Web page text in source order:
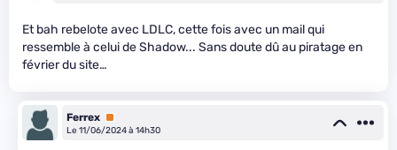
Et bah rebelote avec LDLC, cette fois avec un mail qui
ressemble à celui de Shadow... Sans doute dû au piratage en
février du site…
Ferrex Premium
Le 11/06/2024 à 14h30